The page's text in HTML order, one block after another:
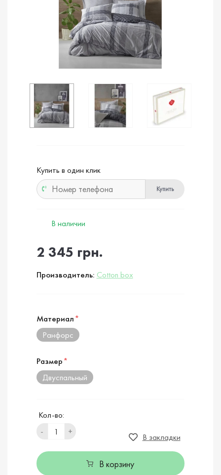
Купить в один клик
Купить
В наличии
2 345 грн.
Производитель: Cotton box
Материал*
Ранфорс
Размер*
Двуспальный
Кол-во:
-
+
В закладки
В корзину